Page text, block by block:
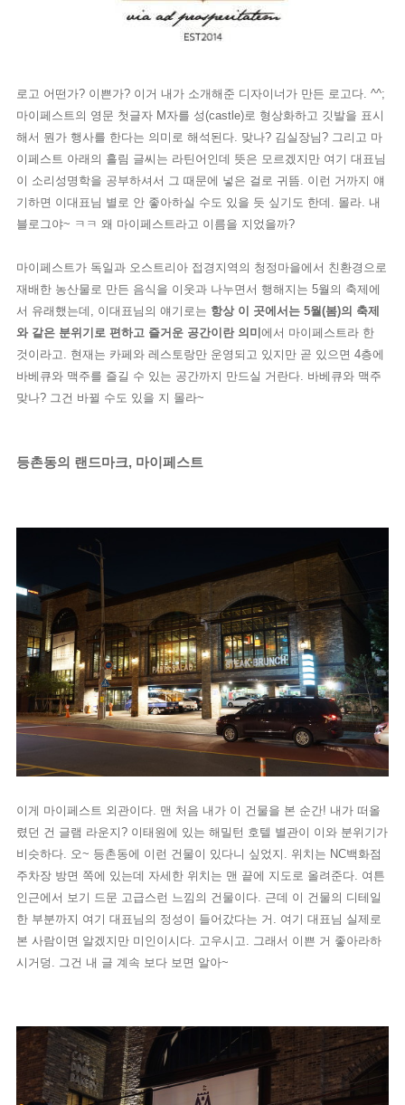
로고 어떤가? 이쁜가? 이거 내가 소개해준 디자이너가 만든 로고다. ^^;
마이페스트의 영문 첫글자 M자를 성(castle)로 형상화하고 깃발을 표시
해서 뭔가 행사를 한다는 의미로 해석된다. 맞나? 김실장님? 그리고 마
이페스트 아래의 흘림 글씨는 라틴어인데 뜻은 모르겠지만 여기 대표님
이 소리성명학을 공부하셔서 그 때문에 넣은 걸로 귀뜸. 이런 거까지 얘
기하면 이대표님 별로 안 좋아하실 수도 있을 듯 싶기도 한데. 몰라. 내
블로그야~ ㅋㅋ 왜 마이페스트라고 이름을 지었을까?
마이페스트가 독일과 오스트리아 접경지역의 청정마을에서 친환경으로
재배한 농산물로 만든 음식을 이웃과 나누면서 행해지는 5월의 축제에
서 유래했는데, 이대표님의 얘기로는 항상 이 곳에서는 5월(봄)의 축제
와 같은 분위기로 편하고 즐거운 공간이란 의미 에서 마이페스트라 한
것이라고. 현재는 카페와 레스토랑만 운영되고 있지만 곧 있으면 4층에
바베큐와 맥주를 즐길 수 있는 공간까지 만드실 거란다. 바베큐와 맥주
맞나? 그건 바뀔 수도 있을 지 몰라~
등촌동의 랜드마크, 마이페스트
이게 마이페스트 외관이다. 맨 처음 내가 이 건물을 본 순간! 내가 떠올
렸던 건 글램 라운지? 이태원에 있는 해밀턴 호텔 별관이 이와 분위기가
비슷하다. 오~ 등촌동에 이런 건물이 있다니 싶었지. 위치는 NC백화점
주차장 방면 쪽에 있는데 자세한 위치는 맨 끝에 지도로 올려준다. 여튼
인근에서 보기 드문 고급스런 느낌의 건물이다. 근데 이 건물의 디테일
한 부분까지 여기 대표님의 정성이 들어갔다는 거. 여기 대표님 실제로
본 사람이면 알겠지만 미인이시다. 고우시고. 그래서 이쁜 거 좋아라하
시거덩. 그건 내 글 계속 보다 보면 알아~